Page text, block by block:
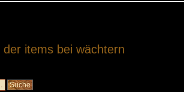
items bei wächtern